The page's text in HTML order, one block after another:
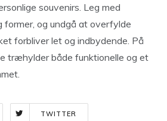
souvenirs. Leg med
former, og undgå at overfylde
forbliver let og indbydende. På
træhylder både funktionelle og et
TWITTER